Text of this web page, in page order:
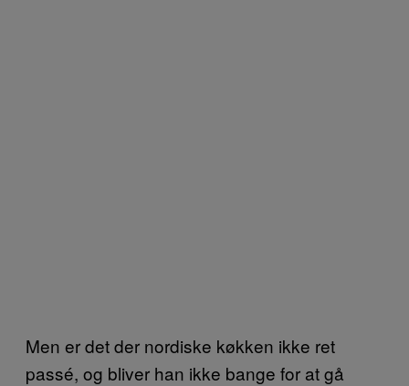
Men er det der nordiske køkken ikke ret
passé, og bliver han ikke bange for at gå